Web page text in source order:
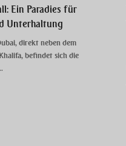
Ein Paradies für
Unterhaltung
direkt neben dem
befindet sich die